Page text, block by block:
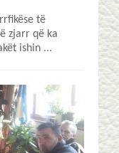
të
zjarr që ka
ishin ...